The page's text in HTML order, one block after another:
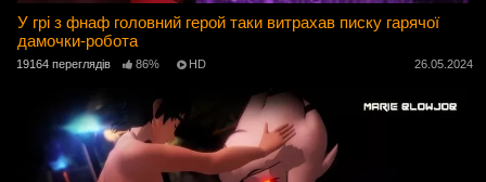
У грі з фнаф головний герой таки витрахав писку гарячої
дамочки-робота
19164 переглядів 86% HD 26.05.2024